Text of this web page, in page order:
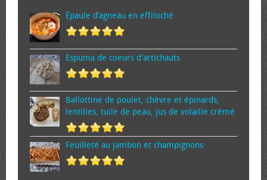
Épaule d’agneau en effiloché
Espuma de cœurs d'artichauts
Ballottine de poulet, chèvre et épinards,
lentilles, tuile de peau, jus de volaille crémé
Feuilleté au jambon et champignons